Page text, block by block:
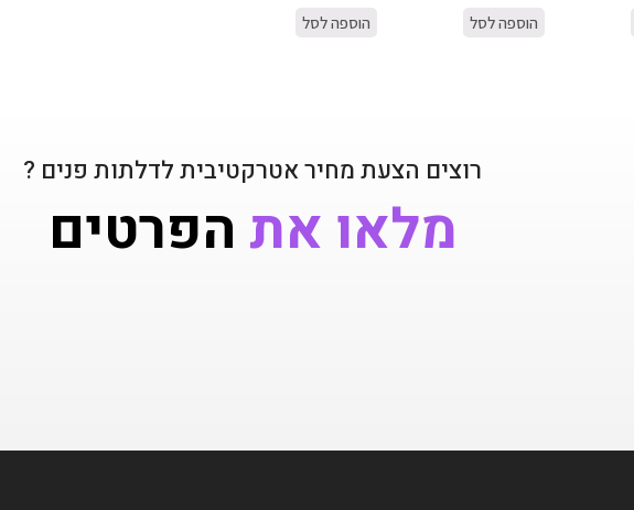
הוספה לסל הוספה לסל
רוצים הצעת מחיר אטרקטיבית לדלתות פנים ?
מלאו את הפרטים